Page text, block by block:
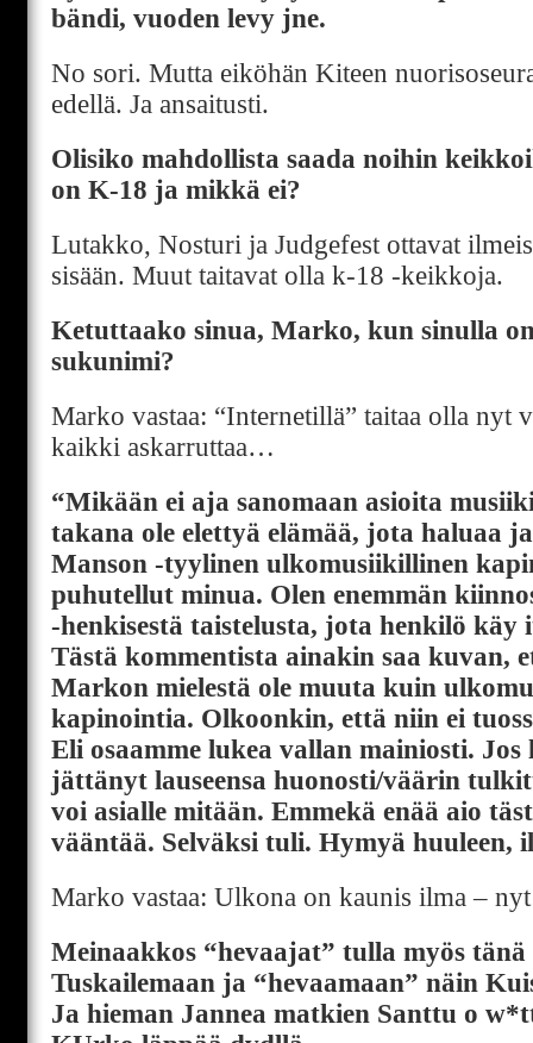
bändi, vuoden levy jne.
No sori. Mutta eiköhän Kiteen
edellä. Ja ansaitusti.
Olisiko mahdollista saada noihin
on K-18 ja mikkä ei?
Lutakko, Nosturi ja Judgefest ottavat
sisään. Muut taitavat olla k-18 -keikkoja.
Ketuttaako sinua, Marko, kun sinulla
sukunimi?
Marko vastaa: “Internetillä” taitaa olla nyt
kaikki askarruttaa…
“Mikään ei aja sanomaan asioita
takana ole elettyä elämää, jota haluaa
Manson -tyylinen ulkomusiikillinen
puhutellut minua. Olen enemmän
-henkisestä taistelusta, jota henkilö käy
Tästä kommentista ainakin saa kuvan,
Markon mielestä ole muuta kuin
kapinointia. Olkoonkin, että niin ei
Eli osaamme lukea vallan mainiosti. Jos
jättänyt lauseensa huonosti/väärin
voi asialle mitään. Emmekä enää aio
vääntää. Selväksi tuli. Hymyä huuleen,
Marko vastaa: Ulkona on kaunis ilma –
Meinaakkos “hevaajat” tulla myös tänä
Tuskailemaan ja “hevaamaan” näin
Ja hieman Jannea matkien Santtu o